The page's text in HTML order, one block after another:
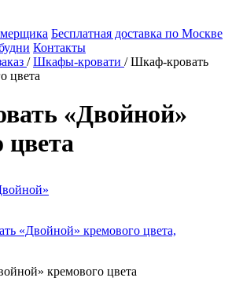
Бесплатная доставка по Москве
Контакты
/Шкафы-кровати /Шкаф-кровать
цвета
«Двойной»
цвета
кремового цвета